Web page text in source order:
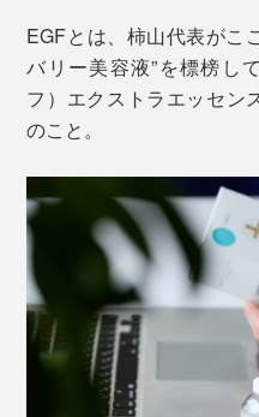
EGFとは、柿山代表がこ
バリー美容液”を標榜し
フ）エクストラエッセン
のこと。